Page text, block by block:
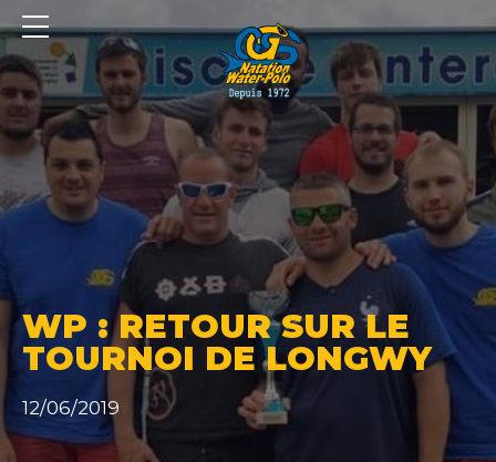
WP : RETOUR SUR LE
TOURNOI DE LONGWY
12/06/2019
Panneau de gestion des cookies